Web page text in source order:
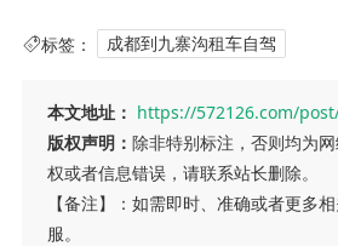
标签： 成都到九寨沟租车自驾
本文地址： https://572126.com/
版权声明： 除非特别标注，否则均为
权或者信息错误，请联系站长删除。
【备注】：如需即时、准确或者更多
服。